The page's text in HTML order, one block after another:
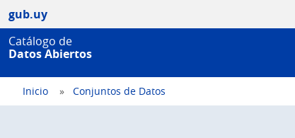
gub.uy
Catálogo de
Datos Abiertos
Inicio Conjuntos de Datos